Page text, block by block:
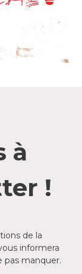
à
!
de la
informera
pas manquer.